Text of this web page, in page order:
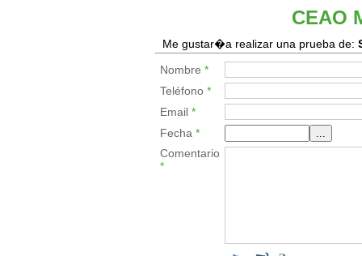
CEAO
Me gustar�a realizar una prueba de:
Nombre *
Teléfono *
Email *
Fecha *
Comentario
*